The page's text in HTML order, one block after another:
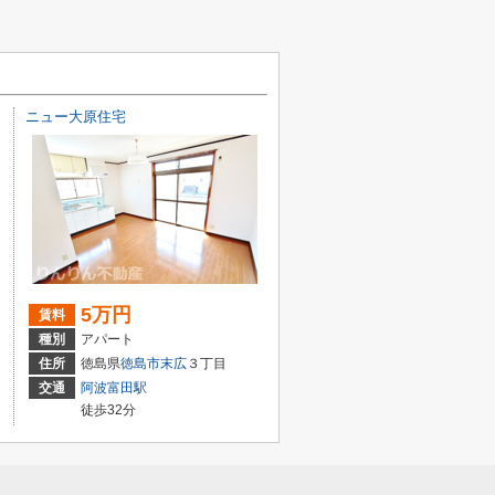
ニュー大原住宅
賃料 5万円
種別
アパート
住所
徳島県徳島市末広 ３丁目
交通
阿波富田駅
徒歩32分